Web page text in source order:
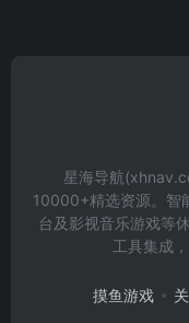
星海导航
10000+精选资源。智
台及影视音乐游戏等
工具集成
摸鱼游戏